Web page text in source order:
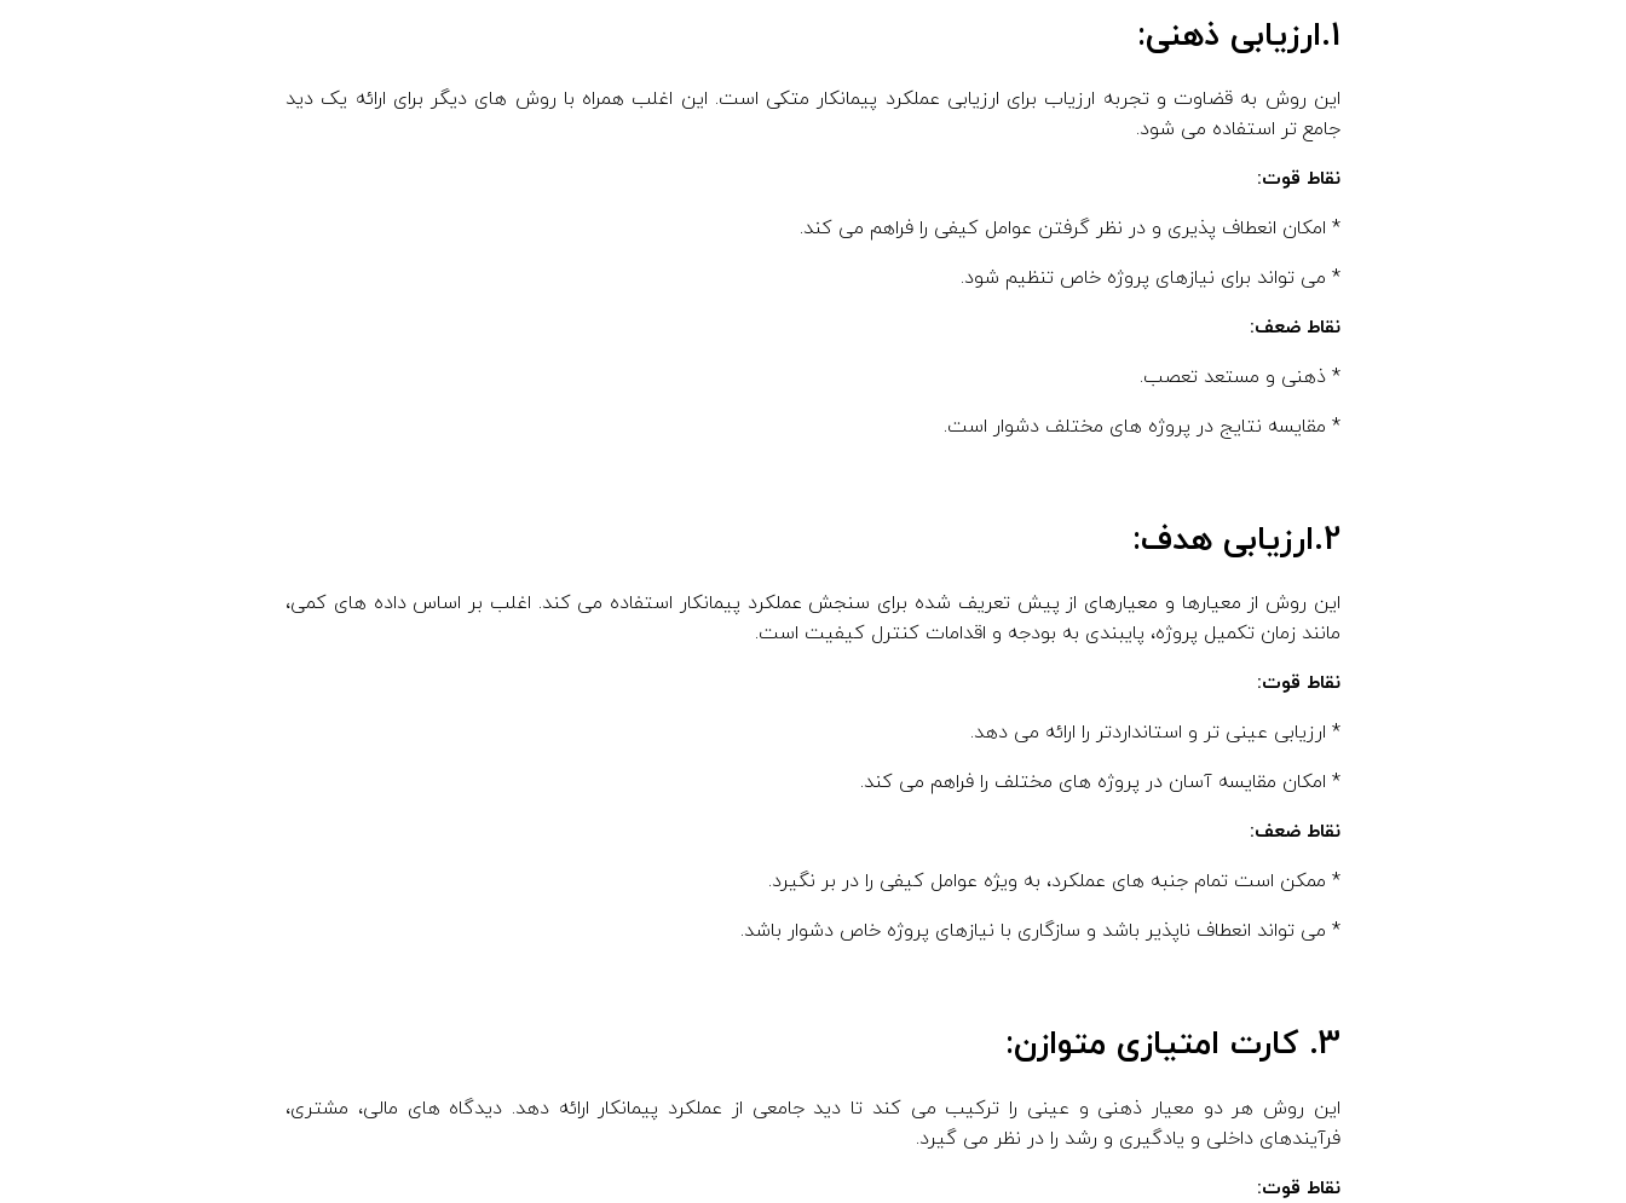
1.ارزیابی ذهنی:
این روش به قضاوت و تجربه ارزیاب برای ارزیابی عملکرد پیمانکار متکی است. این اغلب همراه با روش های دیگر برای ارائه یک دید
جامع تر استفاده می شود.
نقاط قوت:
* امکان انعطاف پذیری و در نظر گرفتن عوامل کیفی را فراهم می کند.
* می تواند برای نیازهای پروژه خاص تنظیم شود.
نقاط ضعف:
* ذهنی و مستعد تعصب.
* مقایسه نتایج در پروژه های مختلف دشوار است.
2.ارزیابی هدف:
این روش از معیارها و معیارهای از پیش تعریف شده برای سنجش عملکرد پیمانکار استفاده می کند. اغلب بر اساس داده های کمی،
مانند زمان تکمیل پروژه، پایبندی به بودجه و اقدامات کنترل کیفیت است.
نقاط قوت:
* ارزیابی عینی تر و استانداردتر را ارائه می دهد.
* امکان مقایسه آسان در پروژه های مختلف را فراهم می کند.
نقاط ضعف:
* ممکن است تمام جنبه های عملکرد، به ویژه عوامل کیفی را در بر نگیرد.
* می تواند انعطاف ناپذیر باشد و سازگاری با نیازهای پروژه خاص دشوار باشد.
3. کارت امتیازی متوازن:
این روش هر دو معیار ذهنی و عینی را ترکیب می کند تا دید جامعی از عملکرد پیمانکار ارائه دهد. دیدگاه های مالی، مشتری،
فرآیندهای داخلی و یادگیری و رشد را در نظر می گیرد.
نقاط قوت: